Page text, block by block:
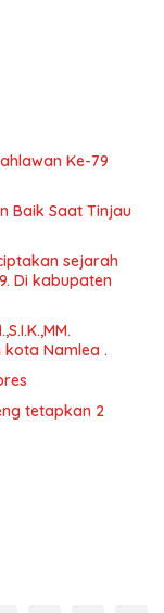
Ke-79
Baik Saat Tinjau
sejarah
Di kabupaten
Namlea .
tetapkan 2